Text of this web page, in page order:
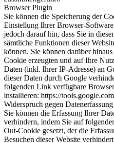
Browser Plugin
Sie können die Speicherung der
Einstellung Ihrer Browser-
jedoch darauf hin, dass Sie in
sämtliche Funktionen dieser
können. Sie können darüber
Cookie erzeugten und auf Ihre
Daten (inkl. Ihrer IP-Adresse) an
dieser Daten durch Google
folgenden Link verfügbare
installieren: https://
Widerspruch gegen Datenerfassung
Sie können die Erfassung Ihrer
verhindern, indem Sie auf
Out-Cookie gesetzt, der die
Besuchen dieser Website